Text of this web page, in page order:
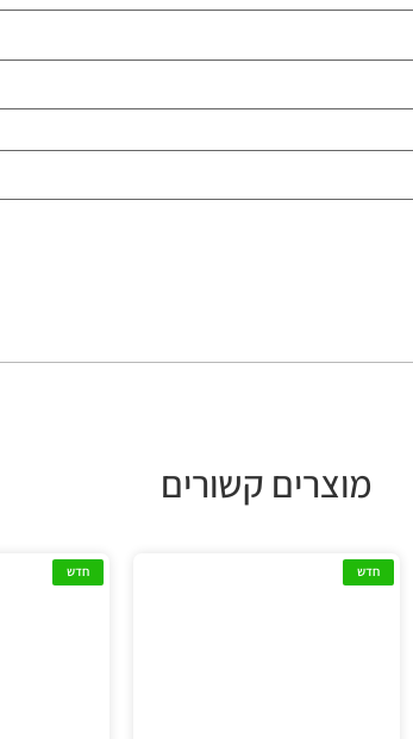
מוצרים קשורים
חדש חדש